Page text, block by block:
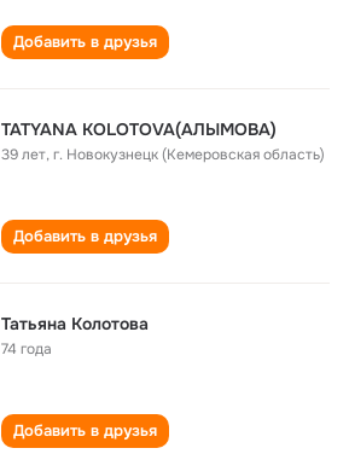
Добавить в друзья
TATYANA KOLOTOVA(АЛЫМОВА)
39 лет,г. Новокузнецк (Кемеровская область)
Добавить в друзья
Татьяна Колотова
74 года
Добавить в друзья